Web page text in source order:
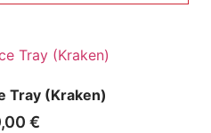
Tray (Kraken)
€